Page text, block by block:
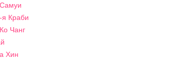
я Краби
Чанг
Хин